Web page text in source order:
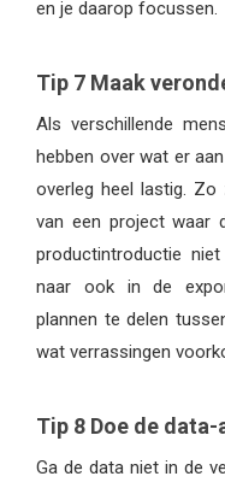
en je daarop focussen.
Tip 7 Maak
Als verschillende
hebben over wat er
overleg heel lastig.
van een project waar
productintroductie
naar ook in de
plannen te delen
wat verrassingen
Tip 8 Doe de
Ga de data niet in de